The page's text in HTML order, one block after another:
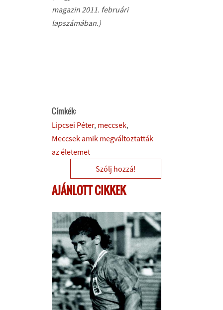
magazin 2011. februári
lapszámában.)
Címkék:
Lipcsei Péter meccsek
Meccsek amik megváltoztatták
az életemet
Szólj hozzá!
AJÁNLOTT CIKKEK